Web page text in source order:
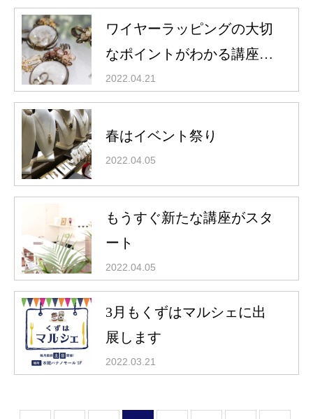
ワイヤーラッピングの大切
なポイントがわかる講座が
スタート
2022.04.21
春はイベント祭り
2022.04.05
もうすぐ新たな講座がスタ
ート
2022.04.05
3月もくずはマルシェに出
展します
2022.03.21
トップページ
テソロについて
オンライン講座
無料オンライン講座
古民家再生